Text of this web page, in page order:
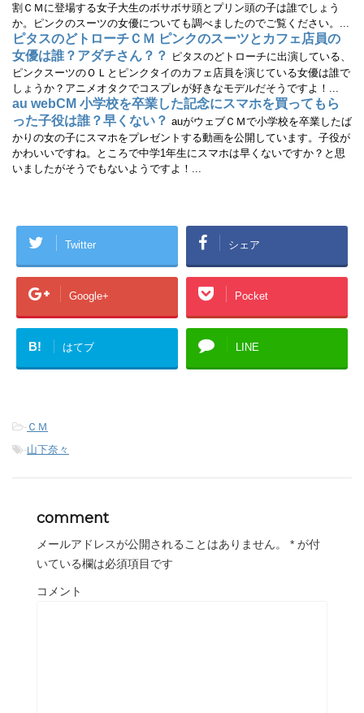
割ＣＭに登場する女子大生のボサボサ頭とプリン頭の子は誰でしょう
か。ピンクのスーツの女優についても調べましたのでご覧ください。...
ピタスのどトローチＣＭ ピンクのスーツとカフェ店員の
女優は誰？アダチさん？？ ピタスのどトローチに出演している、
ピンクスーツのＯＬとピンクタイのカフェ店員を演じている女優は誰で
しょうか？アニメオタクでコスプレが好きなモデルだそうですよ！...
au webCM 小学校を卒業した記念にスマホを買ってもら
った子役は誰？早くない？ auがウェブＣＭで小学校を卒業したば
かりの女の子にスマホをプレゼントする動画を公開しています。子役が
かわいいですね。ところで中学1年生にスマホは早くないですか？と思
いましたがそうでもないようですよ！...
Twitter シェア
Google+ Pocket
B! はてブ LINE
- ＣＭ
-山下奈々
comment
メールアドレスが公開されることはありません。 * が付
いている欄は必須項目です
コメント